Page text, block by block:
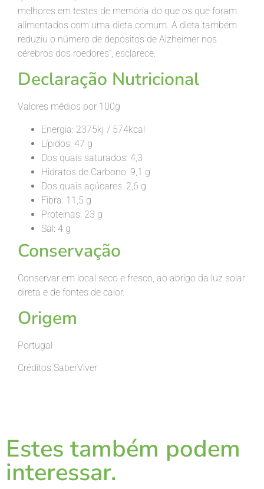
melhores em testes de memória do que os que foram
alimentados com uma dieta comum. A dieta também
reduziu o número de depósitos de Alzheimer nos
cérebros dos roedores”, esclarece.
Declaração Nutricional
Valores médios por 100g
Energia: 2375kj / 574kcal
Lípidos: 47 g
Dos quais saturados: 4,3
Hidratos de Carbono: 9,1 g
Dos quais açúcares: 2,6 g
Fibra: 11,5 g
Proteinas: 23 g
Sal: 4 g
Conservação
Conservar em local seco e fresco, ao abrigo da luz solar
direta e de fontes de calor.
Origem
Portugal
Créditos SaberViver
Estes também podem
interessar.